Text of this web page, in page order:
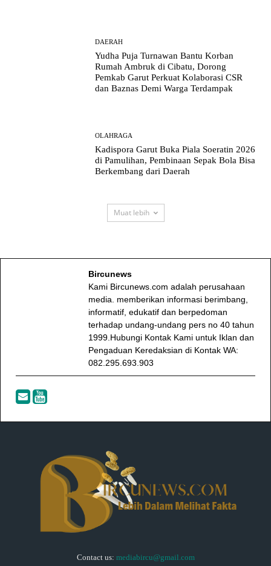
DAERAH
Yudha Puja Turnawan Bantu Korban
Rumah Ambruk di Cibatu, Dorong
Pemkab Garut Perkuat Kolaborasi CSR
dan Baznas Demi Warga Terdampak
OLAHRAGA
Kadispora Garut Buka Piala Soeratin 2026
di Pamulihan, Pembinaan Sepak Bola Bisa
Berkembang dari Daerah
Muat lebih
Bircunews
Kami Bircunews.com adalah perusahaan
media. memberikan informasi berimbang,
informatif, edukatif dan berpedoman
terhadap undang-undang pers no 40 tahun
1999.Hubungi Kontak Kami untuk Iklan dan
Pengaduan Keredaksian di Kontak WA:
082.295.693.903
Contact us: mediabircu@gmail.com